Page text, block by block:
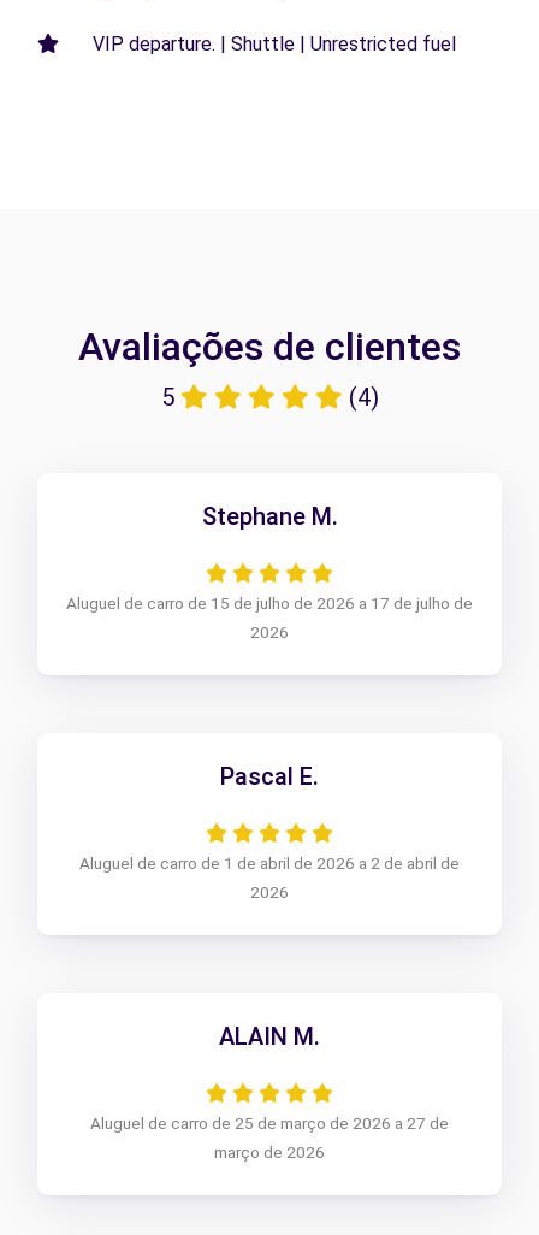
VIP departure. | Shuttle | Unrestricted fuel
Avaliações de clientes
5 (4)
Stephane M.
Aluguel de carro de 15 de julho de 2026 a 17 de julho de
2026
Pascal E.
Aluguel de carro de 1 de abril de 2026 a 2 de abril de
2026
ALAIN M.
Aluguel de carro de 25 de março de 2026 a 27 de
março de 2026